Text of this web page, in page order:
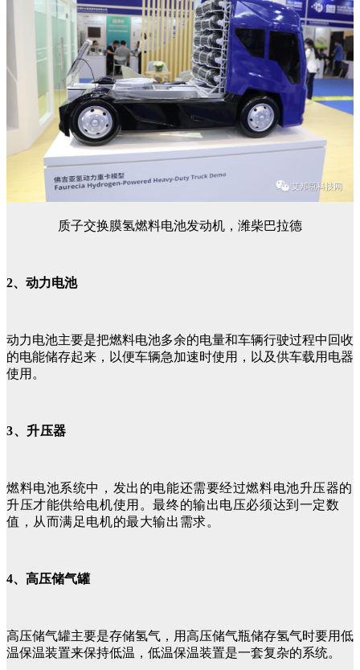
质子交换膜氢燃料电池发动机，潍柴巴拉德
2、动力电池
动力电池主要是把燃料电池多余的电量和车辆行驶过程中回收
的电能储存起来，以便车辆急加速时使用，以及供车载用电器
使用。
3、升压器
燃料电池系统中，发出的电能还需要经过燃料电池升压器的
升压才能供给电机使用。最终的输出电压必须达到一定数
值，从而满足电机的最大输出需求。
4、高压储气罐
高压储气罐主要是存储氢气，用高压储气瓶储存氢气时要用低
温保温装置来保持低温，低温保温装置是一套复杂的系统。